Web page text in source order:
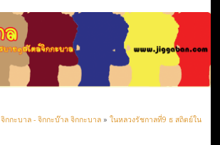
จิกกะบาล - จิกกะบ๊าล จิกกะบาล» ในหลวงรัชกาลที่9 ธ สถิตย์ใน